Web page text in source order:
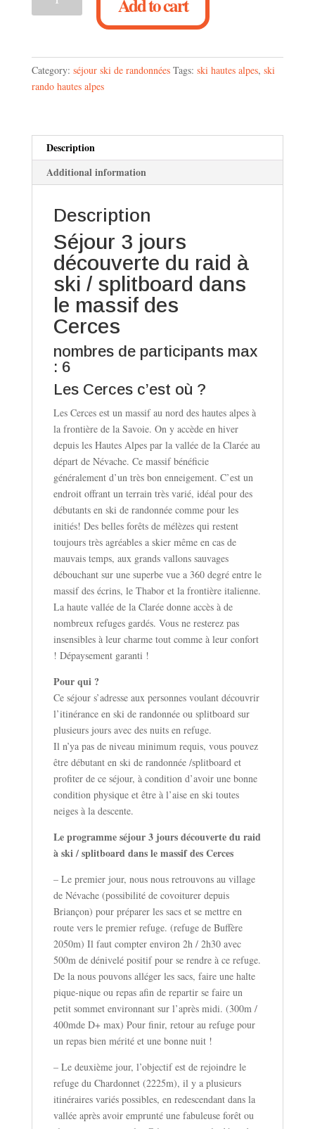
raid
à
splitboard
massif
Cerces
Category: séjour ski de randonnées Tags: ski hautes alpes, ski
rando hautes alpes
Description
Additional information
Description
Séjour 3 jours
découverte du raid à
ski / splitboard dans
le massif des
Cerces
nombres de participants max
: 6
Les Cerces c’est où ?
Les Cerces est un massif au nord des hautes alpes à
la frontière de la Savoie. On y accède en hiver
depuis les Hautes Alpes par la vallée de la Clarée au
départ de Névache. Ce massif bénéficie
généralement d’un très bon enneigement. C’est un
endroit offrant un terrain très varié, idéal pour des
débutants en ski de randonnée comme pour les
initiés! Des belles forêts de mélèzes qui restent
toujours très agréables a skier même en cas de
mauvais temps, aux grands vallons sauvages
débouchant sur une superbe vue a 360 degré entre le
massif des écrins, le Thabor et la frontière italienne.
La haute vallée de la Clarée donne accès à de
nombreux refuges gardés. Vous ne resterez pas
insensibles à leur charme tout comme à leur confort
! Dépaysement garanti !
Pour qui ?
Ce séjour s’adresse aux personnes voulant découvrir
l’itinérance en ski de randonnée ou splitboard sur
plusieurs jours avec des nuits en refuge.
Il n’ya pas de niveau minimum requis, vous pouvez
être débutant en ski de randonnée /splitboard et
profiter de ce séjour, à condition d’avoir une bonne
condition physique et être à l’aise en ski toutes
neiges à la descente.
Le programme séjour 3 jours découverte du raid
à ski / splitboard dans le massif des Cerces
– Le premier jour, nous nous retrouvons au village
de Névache (possibilité de covoiturer depuis
Briançon) pour préparer les sacs et se mettre en
route vers le premier refuge. (refuge de Buffère
2050m) Il faut compter environ 2h / 2h30 avec
500m de dénivelé positif pour se rendre à ce refuge.
De la nous pouvons alléger les sacs, faire une halte
pique-nique ou repas afin de repartir se faire un
petit sommet environnant sur l’après midi. (300m /
400mde D+ max) Pour finir, retour au refuge pour
un repas bien mérité et une bonne nuit !
– Le deuxième jour, l’objectif est de rejoindre le
refuge du Chardonnet (2225m), il y a plusieurs
itinéraires variés possibles, en redescendant dans la
vallée après avoir emprunté une fabuleuse forêt ou